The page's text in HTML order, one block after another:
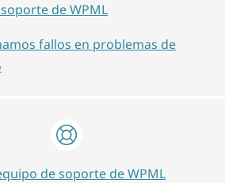
de WPML
fallos en problemas de
de soporte de WPML